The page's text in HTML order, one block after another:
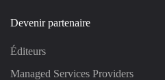
Devenir partenaire
Éditeurs
Managed Services Providers